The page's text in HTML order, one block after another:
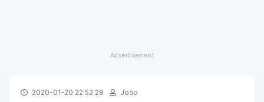
2020-01-20 22:52:28 João